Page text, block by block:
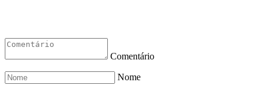
Comentário
Nome